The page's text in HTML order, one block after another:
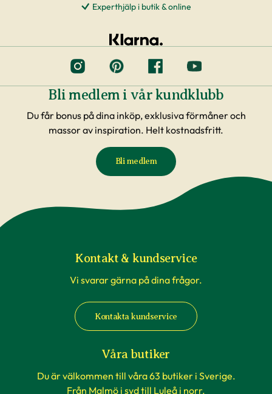
Experthjälp i butik & online
Bli medlem i vår kundklubb
Du får bonus på dina inköp, exklusiva förmåner och
massor av inspiration. Helt kostnadsfritt.
Bli medlem
Kontakt & kundservice
Vi svarar gärna på dina frågor.
Kontakta kundservice
Våra butiker
Du är välkommen till våra 63 butiker i Sverige.
Från Malmö i syd till Luleå i norr.